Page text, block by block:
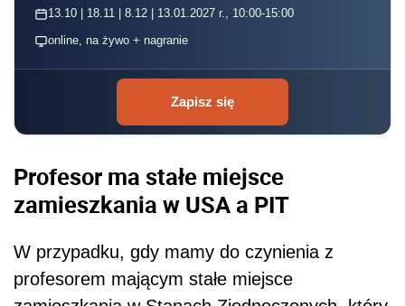
13.10 | 18.11 | 8.12 | 13.01.2027 r., 10:00-15:00
online, na żywo + nagranie
Zapisz się
Profesor ma stałe miejsce
zamieszkania w USA a PIT
W przypadku, gdy mamy do czynienia z
profesorem mającym stałe miejsce